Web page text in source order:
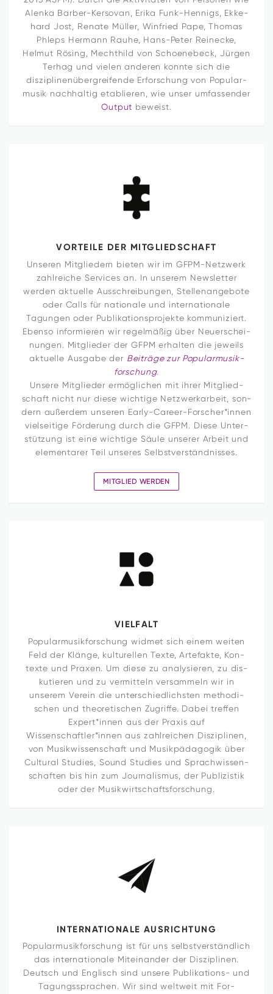
Alenka Barber-Ker­sovan, Erika Funk-Hen­nigs, Ekke­
hard Jost, Renate Müller, Win­fried Pape, Thomas
Phleps Her­mann Rauhe, Hans-Peter Rei­necke,
Helmut Rösing, Mecht­hild von Schoe­ne­beck, Jürgen
Terhag und vielen anderen konnte sich die
disziplinenübergreifende Erfor­schung von Popu­lar­
musik nach­haltig eta­blieren, wie unser umfas­sender
Output beweist.
VOR­TEILE DER MITGLIEDSCHAFT
Unseren Mit­glie­dern bieten wir im GFPM-Netz­werk
zahl­reiche Ser­vices an. In unserem News­letter
werden aktu­elle Aus­schrei­bungen, Stel­len­an­ge­bote
oder Calls für natio­nale und inter­na­tio­nale
Tagungen oder Publi­ka­ti­ons­pro­jekte kom­mu­ni­ziert.
Ebenso infor­mieren wir regel­mäßig über Neu­erschei­
nungen. Mit­glieder der GFPM erhalten die jeweils
aktu­elle Aus­gabe der Bei­träge zur Popular­musik­
forschung.
Unsere Mit­glieder ermög­li­chen mit ihrer Mit­glied­
schaft nicht nur diese wich­tige Netz­werk­ar­beit, son­
dern außerdem unseren Early-Career-Forscher*innen
viel­sei­tige För­de­rung durch die GFPM. Diese Unter­
stüt­zung ist eine wich­tige Säule unserer Arbeit und
ele­men­tarer Teil unseres Selbstverständnisses.
MIT­GLIED WERDEN
VIEL­FALT
Popular­musik­forschung widmet sich einem weiten
Feld der Klänge, kul­tu­rellen Texte, Arte­fakte, Kon­
texte und Praxen. Um diese zu ana­ly­sieren, zu dis­
ku­tieren und zu ver­mit­teln ver­sam­meln wir in
unserem Verein die unter­schied­lichsten metho­di­
schen und theo­re­ti­schen Zugriffe. Dabei treffen
Expert*innen aus der Praxis auf
Wissenschaftler*innen aus zahl­rei­chen Dis­zi­plinen,
von Musik­wis­sen­schaft und Musikpädagogik über
Cul­tural Stu­dies, Sound Stu­dies und Sprach­wis­sen­
schaften bis hin zum Jour­na­lismus, der Publi­zistik
oder der Musikwirtschaftsforschung.
INTER­NA­TIO­NALE AUSRICHTUNG
Popular­musik­forschung ist für uns selbstverständlich
das inter­na­tio­nale Mit­ein­ander der Dis­zi­plinen.
Deutsch und Eng­lisch sind unsere Publi­ka­tions- und
Tagungs­spra­chen. Wir sind welt­weit mit For­